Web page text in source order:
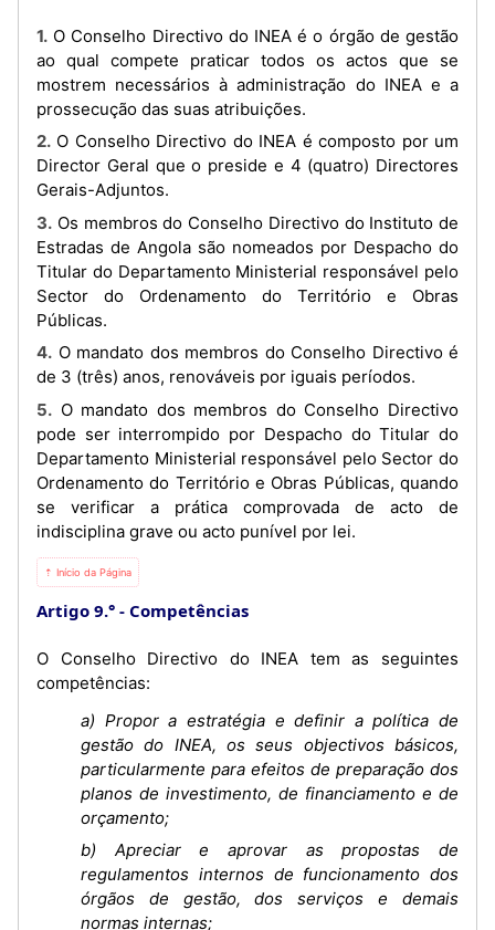
1. O Conselho Directivo do INEA é o órgão de gestão
ao qual compete praticar todos os actos que se
mostrem necessários à administração do INEA e a
prossecução das suas atribuições.
2. O Conselho Directivo do INEA é composto por um
Director Geral que o preside e 4 (quatro) Directores
Gerais-Adjuntos.
3. Os membros do Conselho Directivo do Instituto de
Estradas de Angola são nomeados por Despacho do
Titular do Departamento Ministerial responsável pelo
Sector do Ordenamento do Território e Obras
Públicas.
4. O mandato dos membros do Conselho Directivo é
de 3 (três) anos, renováveis por iguais períodos.
5. O mandato dos membros do Conselho Directivo
pode ser interrompido por Despacho do Titular do
Departamento Ministerial responsável pelo Sector do
Ordenamento do Território e Obras Públicas, quando
se verificar a prática comprovada de acto de
indisciplina grave ou acto punível por lei.
⇡ Início da Página
Artigo 9.° Competências
O Conselho Directivo do INEA tem as seguintes
competências:
a) Propor a estratégia e definir a política de
gestão do INEA, os seus objectivos básicos,
particularmente para efeitos de preparação dos
planos de investimento, de financiamento e de
orçamento;
b) Apreciar e aprovar as propostas de
regulamentos internos de funcionamento dos
órgãos de gestão, dos serviços e demais
normas internas;